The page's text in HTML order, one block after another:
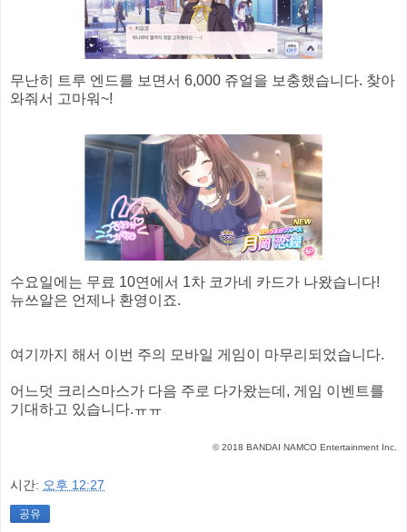
무난히 트루 엔드를 보면서 6,000 쥬얼을 보충했습니다. 찾아
와줘서 고마워~!
수요일에는 무료 10연에서 1차 코가네 카드가 나왔습니다!
뉴쓰알은 언제나 환영이죠.
여기까지 해서 이번 주의 모바일 게임이 마무리되었습니다.
어느덧 크리스마스가 다음 주로 다가왔는데, 게임 이벤트를
기대하고 있습니다.ㅠㅠ
© 2018 BANDAI NAMCO Entertainment Inc.
시간: 오후 12:27
공유